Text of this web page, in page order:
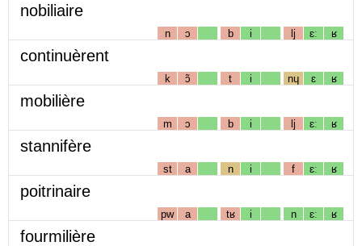
nobiliaire
n ɔ b i lj ɛː ʁ
continuèrent
k ɔ̃ t i nɥ ɛ ʁ
mobilière
m ɔ b i lj ɛː ʁ
stannifère
st a n i f ɛː ʁ
poitrinaire
pw a tʁ i n ɛː ʁ
fourmilière